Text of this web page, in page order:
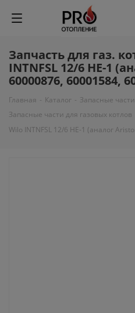
Запчасть для газ.
INTNFSL 12/6 HE-1
60000876, 60001584,
Главная - Каталог - Запасные части
Запасные части для газовых котлов
Wilo INTNFSL 12/6 HE-1 (аналог